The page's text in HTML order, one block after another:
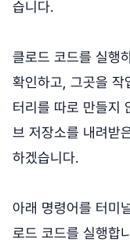
습니다.
클로드 코드를 실행
확인하고, 그곳을 작
터리를 따로 만들지
브 저장소를 내려받
하겠습니다.
아래 명령어를 터미
로드 코드를 실행합